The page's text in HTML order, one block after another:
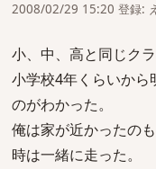
2008/02/29 15:20 登録:
小、中、高と同じク
小学校4年くらいから
のがわかった。
俺は家が近かったの
時は一緒に走った。